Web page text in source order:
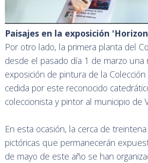
Paisajes en la exposición
Por otro lado, la primera planta del
desde el pasado día 1 de marzo una
exposición de pintura de la Colección
cedida por este reconocido
coleccionista y pintor al municipio de
En esta ocasión, la cerca de
pictóricas que permanecerán
de mayo de este año se han